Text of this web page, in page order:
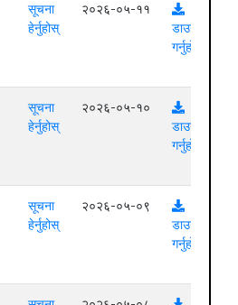
सूचना
हेर्नुहोस्
२०२६-०५-११
डाउनलोड
गर्नुहोस्
सूचना
हेर्नुहोस्
२०२६-०५-१०
डाउनलोड
गर्नुहोस्
सूचना
हेर्नुहोस्
२०२६-०५-०९
डाउनलोड
गर्नुहोस्